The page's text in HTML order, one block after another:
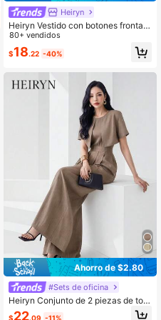
Heiryn
Heiryn Vestido con botones frontale
s y dobladillo plisado
80+ vendidos
$18.22 -40%
Ahorro de $2.80
#Sets de oficina
Heiryn Conjunto de 2 piezas de top
corto y pantalones elegantes para u
$22.09 -11%